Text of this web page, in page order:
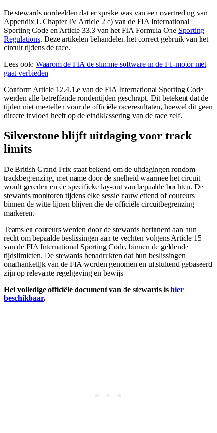
De stewards oordeelden dat er sprake was van een overtreding van
Appendix L Chapter IV Article 2 c) van de FIA International
Sporting Code en Article 33.3 van het FIA Formula One Sporting
Regulations. Deze artikelen behandelen het correct gebruik van het
circuit tijdens de race.
Lees ook: Waarom de FIA de slimme software in de F1-motor niet
gaat verbieden
Conform Article 12.4.1.e van de FIA International Sporting Code
werden alle betreffende rondentijden geschrapt. Dit betekent dat de
tijden niet meetellen voor de officiële raceresultaten, hoewel dit geen
directe invloed heeft op de eindklassering van de race zelf.
Silverstone blijft uitdaging voor track
limits
De British Grand Prix staat bekend om de uitdagingen rondom
trackbegrenzing, met name door de snelheid waarmee het circuit
wordt gereden en de specifieke lay-out van bepaalde bochten. De
stewards monitoren tijdens elke sessie nauwlettend of coureurs
binnen de witte lijnen blijven die de officiële circuitbegrenzing
markeren.
Teams en coureurs werden door de stewards herinnerd aan hun
recht om bepaalde beslissingen aan te vechten volgens Article 15
van de FIA International Sporting Code, binnen de geldende
tijdslimieten. De stewards benadrukten dat hun beslissingen
onafhankelijk van de FIA worden genomen en uitsluitend gebaseerd
zijn op relevante regelgeving en bewijs.
Het volledige officiële document van de stewards is hier
beschikbaar.